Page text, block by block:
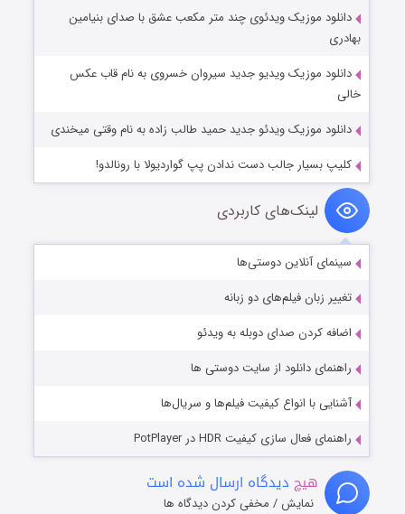
دانلود موزیک ویدئوی چند متر مکعب عشق با صدای بنیامین
بهادری
دانلود موزیک ویدیو جدید سیروان خسروی به نام قاب عکس
خالی
دانلود موزیک ویدئو جدید حمید طالب زاده به نام وقتی میخندی
کلیپ بسیار جالب دست ندادن پپ گواردیولا با رونالدو!
لینک‌های کاربردی
سینمای آنلاین دوستی‌ها
تغییر زبان فیلم‌های دو زبانه
اضافه کردن صدای دوبله به ویدئو
راهنمای دانلود از سایت دوستی ها
آشنایی با انواع کیفیت فیلم‌ها و سریال‌ها
راهنمای فعال سازی کیفیت HDR در PotPlayer
هیچ دیدگاه ارسال شده است
نمایش / مخفی کردن دیدگاه ها